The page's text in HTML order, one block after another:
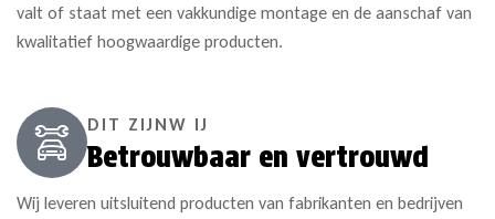
valt of staat met een vakkundige montage en de aanschaf van
kwalitatief hoogwaardige producten.
DIT ZIJNW IJ
Betrouwbaar en vertrouwd
Wij leveren uitsluitend producten van fabrikanten en bedrijven